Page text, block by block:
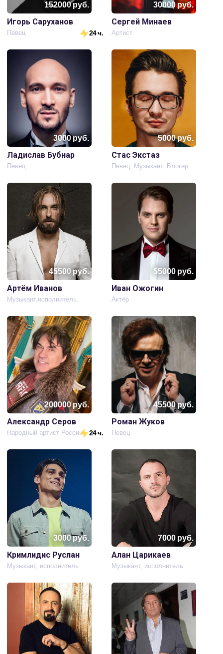
152000руб.
Игорь Саруханов
Певец 24 ч.
30000руб.
Сергей Минаев
Артист
3000руб.
Ладислав Бубнар
Певец
5000руб.
Стас Экстаз
Певец. Музыкант. Блогер.
45500 руб.
Артём Иванов
Музыкант,исполнитель.
55000руб.
Иван Ожогин
Актёр
200000руб.
Александр Серов
Народный артист России 24 ч.
45500руб.
Роман Жуков
Певец
3000руб.
Кримлидис Руслан
Музыкант, исполнитель
7000руб.
Алан Царикаев
Музыкант, исполнитель